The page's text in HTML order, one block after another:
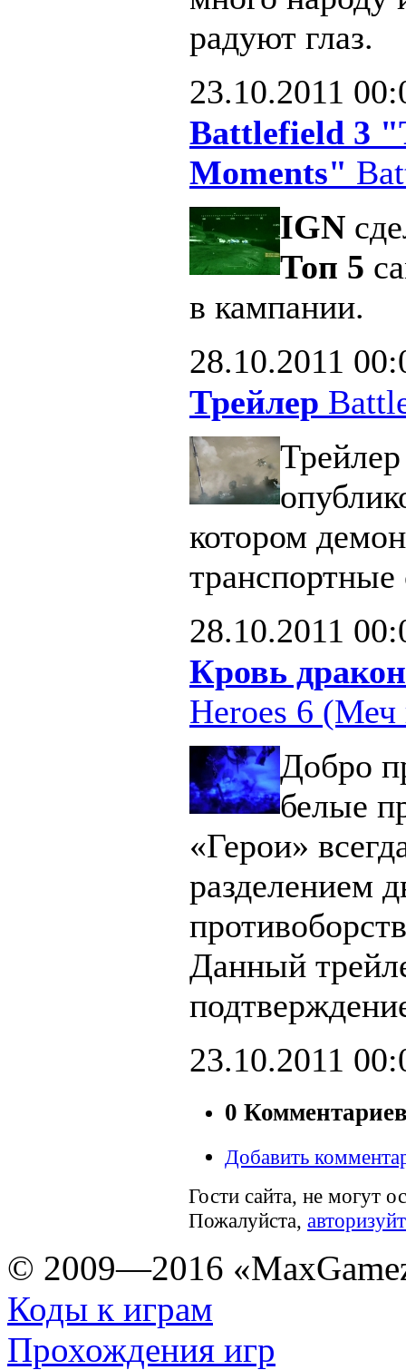
радуют глаз.
23.10.2011
Battlefield 3
Moments"
IGN
Топ 5
в кампании.
28.10.2011
Трейлер
котором
транспортные
28.10.2011
Кровь
Heroes 6 (Меч
Добро
белые
«Герои»
разделением
Данный
23.10.2011
0
Добавить
Гости сайта, не могут
Пожалуйста,
© 2009—2016
Коды к играм
Прохождения игр